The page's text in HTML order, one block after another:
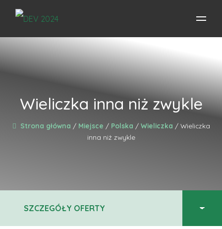
Wieliczka inna niż zwykle
Strona główna / Miejsce / Polska / Wieliczka / Wieliczka
inna niż zwykle